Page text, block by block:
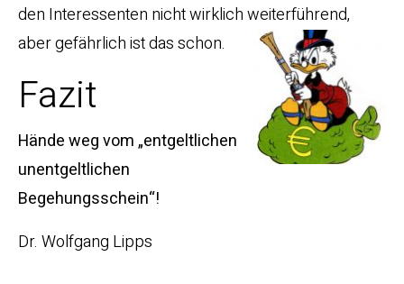
den Interessenten nicht wirklich weiterführend,
aber gefährlich ist das schon.
Fazit
Hände weg vom „entgeltlichen
unentgeltlichen
Begehungsschein“!
Dr. Wolfgang Lipps